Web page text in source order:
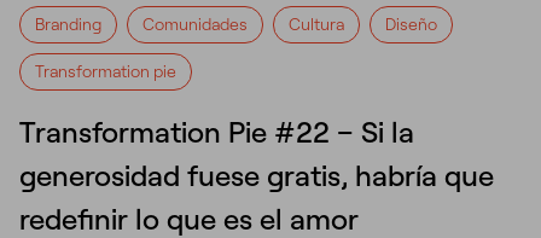
Branding Comunidades Cultura Diseño
Transformation pie
Transformation Pie #22 – Si la
generosidad fuese gratis, habría que
redefinir lo que es el amor